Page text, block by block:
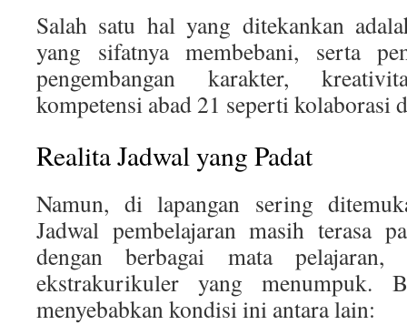
Salah satu hal yang ditekankan
yang sifatnya membebani, serta
pengembangan karakter,
kompetensi abad 21 seperti
Realita Jadwal yang Padat
Namun, di lapangan sering
Jadwal pembelajaran masih terasa
dengan berbagai mata
ekstrakurikuler yang menumpuk.
menyebabkan kondisi ini antara lain: